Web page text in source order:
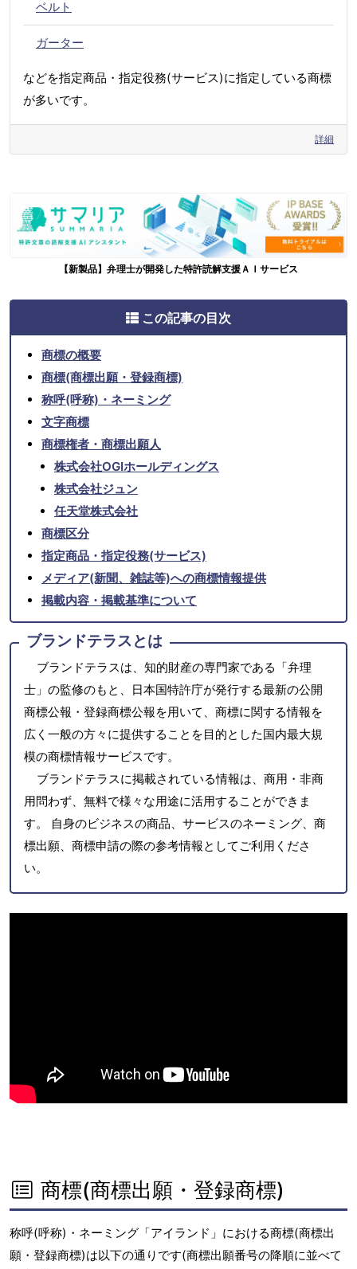
ベルト
ガーター
などを指定商品・指定役務(サービス)に指定している商標
が多いです。
詳細
【新製品】弁理士が開発した特許読解支援ＡＩサービス
この記事の目次
商標の概要
商標(商標出願・登録商標)
称呼(呼称)・ネーミング
文字商標
商標権者・商標出願人
株式会社OGIホールディングス
株式会社ジュン
任天堂株式会社
商標区分
指定商品・指定役務(サービス)
メディア(新聞、雑誌等)への商標情報提供
掲載内容・掲載基準について
ブランドテラスとは
ブランドテラスは、知的財産の専門家である「弁理
士」の監修のもと、日本国特許庁が発行する最新の公開
商標公報・登録商標公報を用いて、商標に関する情報を
広く一般の方々に提供することを目的とした国内最大規
模の商標情報サービスです。
ブランドテラスに掲載されている情報は、商用・非商
用問わず、無料で様々な用途に活用することができま
す。 自身のビジネスの商品、サービスのネーミング、商
標出願、商標申請の際の参考情報としてご利用くださ
い。
商標(商標出願・登録商標)
称呼(呼称)・ネーミング「アイランド」における商標(商標出
願・登録商標)は以下の通りです(商標出願番号の降順に並べて